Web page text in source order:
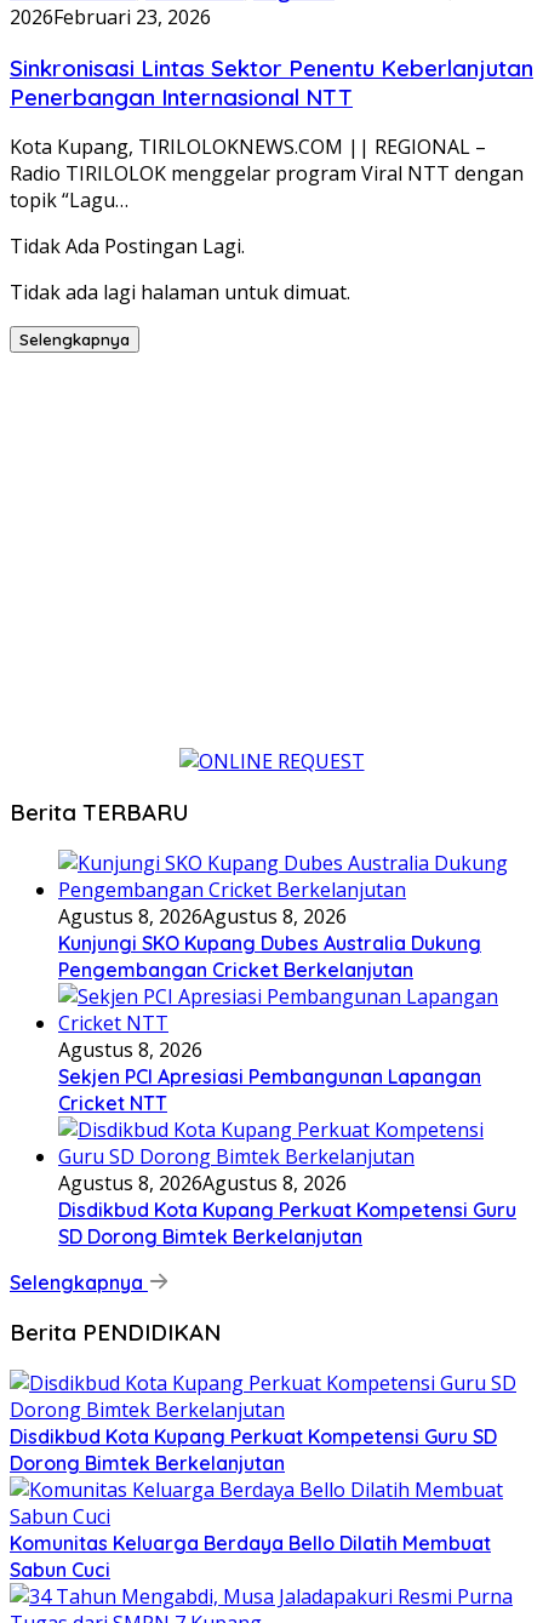
2026Februari 23, 2026
Sinkronisasi Lintas Sektor Penentu Keberlanjutan
Penerbangan Internasional NTT
Kota Kupang, TIRILOLOKNEWS.COM || REGIONAL –
Radio TIRILOLOK menggelar program Viral NTT dengan
topik “Lagu…
Tidak Ada Postingan Lagi.
Tidak ada lagi halaman untuk dimuat.
Selengkapnya
Berita TERBARU
Agustus 8, 2026Agustus 8, 2026
Kunjungi SKO Kupang Dubes Australia Dukung
Pengembangan Cricket Berkelanjutan
Agustus 8, 2026
Sekjen PCI Apresiasi Pembangunan Lapangan
Cricket NTT
Agustus 8, 2026Agustus 8, 2026
Disdikbud Kota Kupang Perkuat Kompetensi Guru
SD Dorong Bimtek Berkelanjutan
Selengkapnya
Berita PENDIDIKAN
Disdikbud Kota Kupang Perkuat Kompetensi Guru SD
Dorong Bimtek Berkelanjutan
Komunitas Keluarga Berdaya Bello Dilatih Membuat
Sabun Cuci